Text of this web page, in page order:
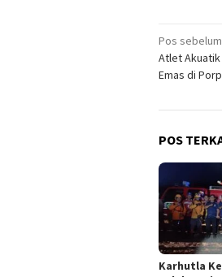
pos
Pos
Atlet Akuatik
Emas di
POS
Karhutla